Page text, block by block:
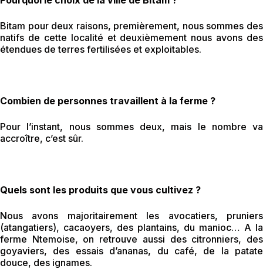
Bitam pour deux raisons, premièrement, nous sommes des
natifs de cette localité et deuxièmement nous avons des
étendues de terres fertilisées et exploitables.
Combien de personnes travaillent à la ferme ?
Pour l’instant, nous sommes deux, mais le nombre va
accroître, c’est sûr.
Quels sont les produits que vous cultivez ?
Nous avons majoritairement les avocatiers, pruniers
(atangatiers), cacaoyers, des plantains, du manioc… A la
ferme Ntemoise, on retrouve aussi des citronniers, des
goyaviers, des essais d’ananas, du café, de la patate
douce, des ignames.